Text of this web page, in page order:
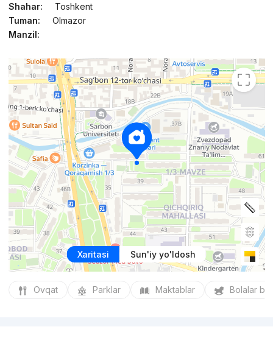
Shahar:
Toshkent
Tuman:
Olmazor
Manzil:
Xaritasi Sun'iy yo'ldosh
Ovqat Parklar Maktablar Bolalar